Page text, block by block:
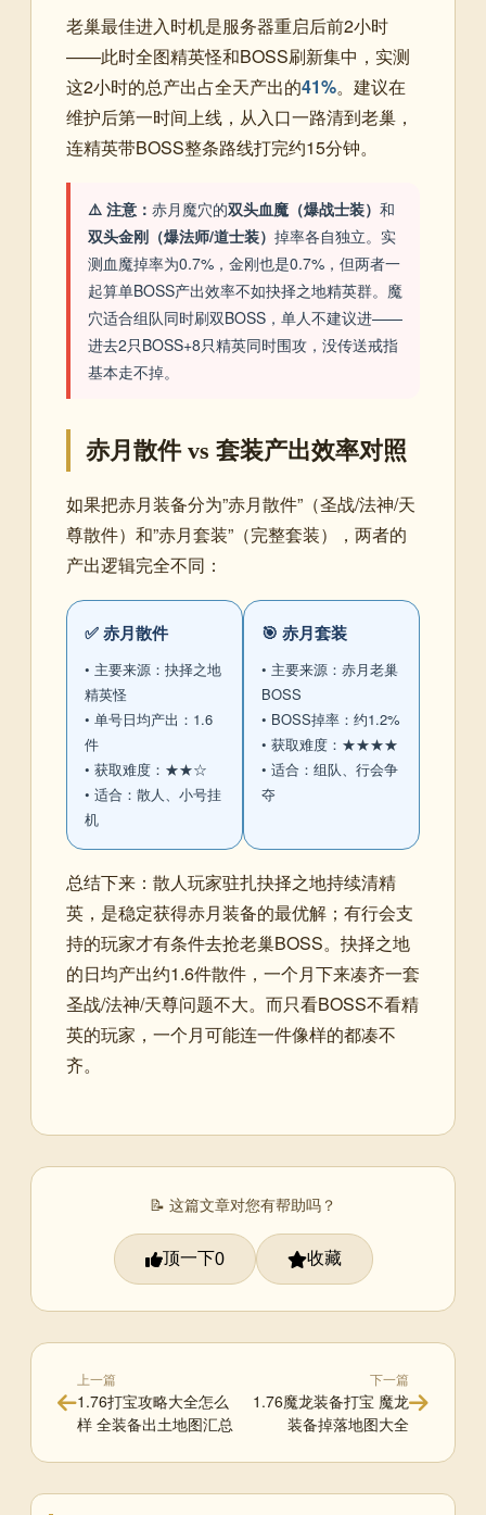
老巢最佳进入时机是服务器重启后前2小时
——此时全图精英怪和BOSS刷新集中，实测
这2小时的总产出占全天产出的41%。建议在
维护后第一时间上线，从入口一路清到老巢，
连精英带BOSS整条路线打完约15分钟。
⚠️ 注意： 赤月魔穴的双头血魔（爆战士装） 和
双头金刚（爆法师/道士装） 掉率各自独立。实
测血魔掉率为0.7%，金刚也是0.7%，但两者一
起算单BOSS产出效率不如抉择之地精英群。魔
穴适合组队同时刷双BOSS，单人不建议进——
进去2只BOSS+8只精英同时围攻，没传送戒指
基本走不掉。
赤月散件 vs 套装产出效率对照
如果把赤月装备分为”赤月散件”（圣战/法神/天
尊散件）和”赤月套装”（完整套装），两者的
产出逻辑完全不同：
✅ 赤月散件
• 主要来源：抉择之地
精英怪
• 单号日均产出：1.6
件
• 获取难度：★★☆
• 适合：散人、小号挂
机
🎯 赤月套装
• 主要来源：赤月老巢
BOSS
• BOSS掉率：约1.2%
• 获取难度：★★★★
• 适合：组队、行会争
夺
总结下来：散人玩家驻扎抉择之地持续清精
英，是稳定获得赤月装备的最优解；有行会支
持的玩家才有条件去抢老巢BOSS。抉择之地
的日均产出约1.6件散件，一个月下来凑齐一套
圣战/法神/天尊问题不大。而只看BOSS不看精
英的玩家，一个月可能连一件像样的都凑不
齐。
📝 这篇文章对您有帮助吗？
顶一下0 收藏
上一篇
1.76打宝攻略大全怎么
样 全装备出土地图汇总
下一篇
1.76魔龙装备打宝 魔龙
装备掉落地图大全